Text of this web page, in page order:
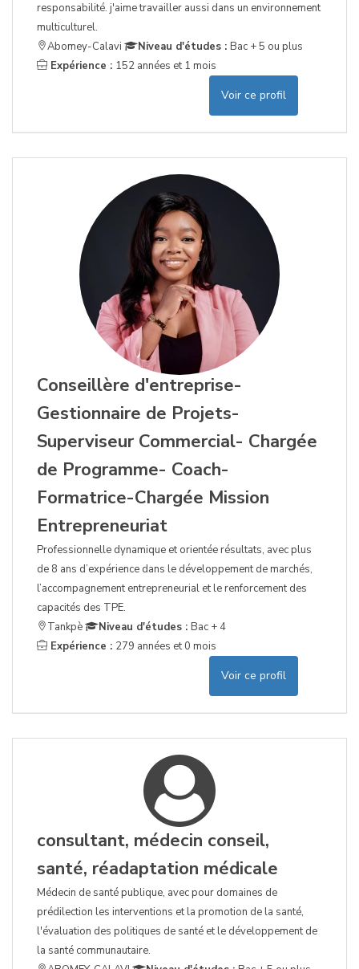
responsabilité. j'aime travailler aussi dans un environnement
multiculturel.
Abomey-Calavi
Niveau d'études : Bac + 5 ou plus
Expérience : 152 années et 1 mois
Voir ce profil
Conseillère d'entreprise-
Gestionnaire de Projets-
Superviseur Commercial- Chargée
de Programme- Coach-
Formatrice-Chargée Mission
Entrepreneuriat
Professionnelle dynamique et orientée résultats, avec plus
de 8 ans d’expérience dans le développement de marchés,
l’accompagnement entrepreneurial et le renforcement des
capacités des TPE.
Tankpè
Niveau d'études : Bac + 4
Expérience : 279 années et 0 mois
Voir ce profil
consultant, médecin conseil,
santé, réadaptation médicale
Médecin de santé publique, avec pour domaines de
prédilection les interventions et la promotion de la santé,
l'évaluation des politiques de santé et le développement de
la santé communautaire.